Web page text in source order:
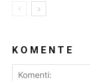
K O M E N T E